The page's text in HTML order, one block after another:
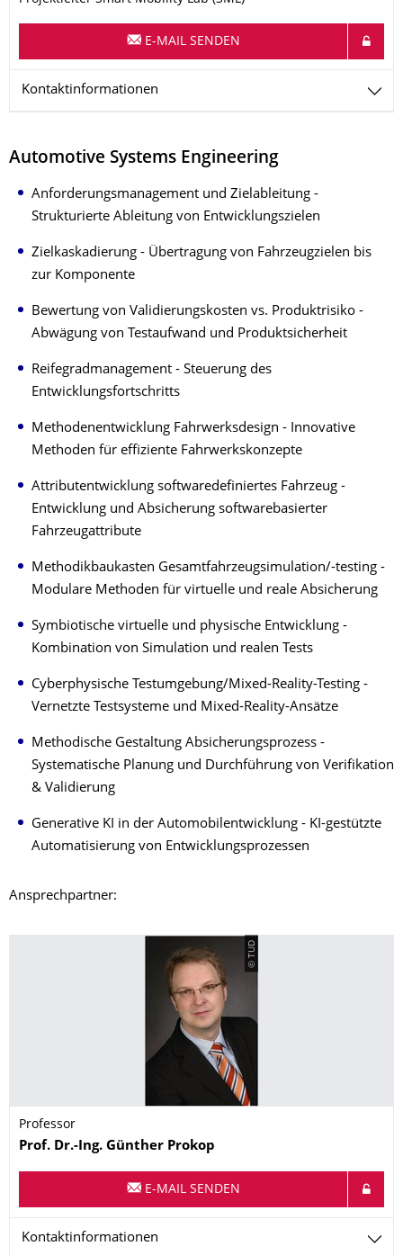
E-MAIL SENDEN
Kontaktinformationen
Automotive Systems Engineering
Anforderungsmanagement und Zielableitung -
Strukturierte Ableitung von Entwicklungszielen
Zielkaskadierung - Übertragung von Fahrzeugzielen bis
zur Komponente
Bewertung von Validierungskosten vs. Produktrisiko -
Abwägung von Testaufwand und Produktsicherheit
Reifegradmanagement - Steuerung des
Entwicklungsfortschritts
Methodenentwicklung Fahrwerksdesign - Innovative
Methoden für effiziente Fahrwerkskonzepte
Attributentwicklung softwaredefiniertes Fahrzeug -
Entwicklung und Absicherung softwarebasierter
Fahrzeugattribute
Methodikbaukasten Gesamtfahrzeugsimulation/-testing -
Modulare Methoden für virtuelle und reale Absicherung
Symbiotische virtuelle und physische Entwicklung -
Kombination von Simulation und realen Tests
Cyberphysische Testumgebung/Mixed-Reality-Testing -
Vernetzte Testsysteme und Mixed-Reality-Ansätze
Methodische Gestaltung Absicherungsprozess -
Systematische Planung und Durchführung von Verifikation
& Validierung
Generative KI in der Automobilentwicklung - KI-gestützte
Automatisierung von Entwicklungsprozessen
Ansprechpartner:
© TUD
Professor
Name
Prof. Dr.-Ing. Günther Prokop
E-MAIL SENDEN
Kontaktinformationen